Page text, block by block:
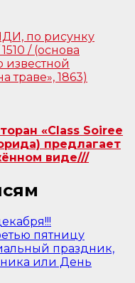
«Class Soiree
предлагает
виде///
пятницу
праздник,
или День